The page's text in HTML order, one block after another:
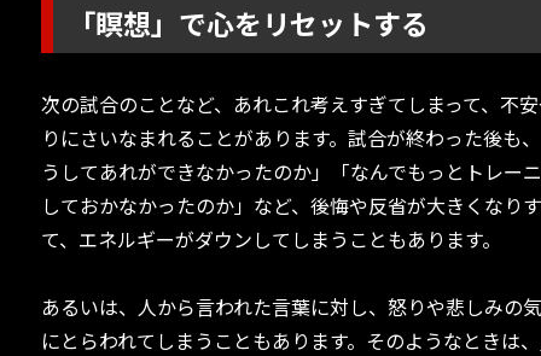
「瞑想」で心をリセットする
次の試合のことなど、あれこれ考えすぎてしまって、不
りにさいなまれることがあります。試合が終わった後も
うしてあれができなかったのか」「なんでもっとトレー
しておかなかったのか」など、後悔や反省が大きくなり
て、エネルギーがダウンしてしまうこともあります。
あるいは、人から言われた言葉に対し、怒りや悲しみの
にとらわれてしまうこともあります。そのようなときは、